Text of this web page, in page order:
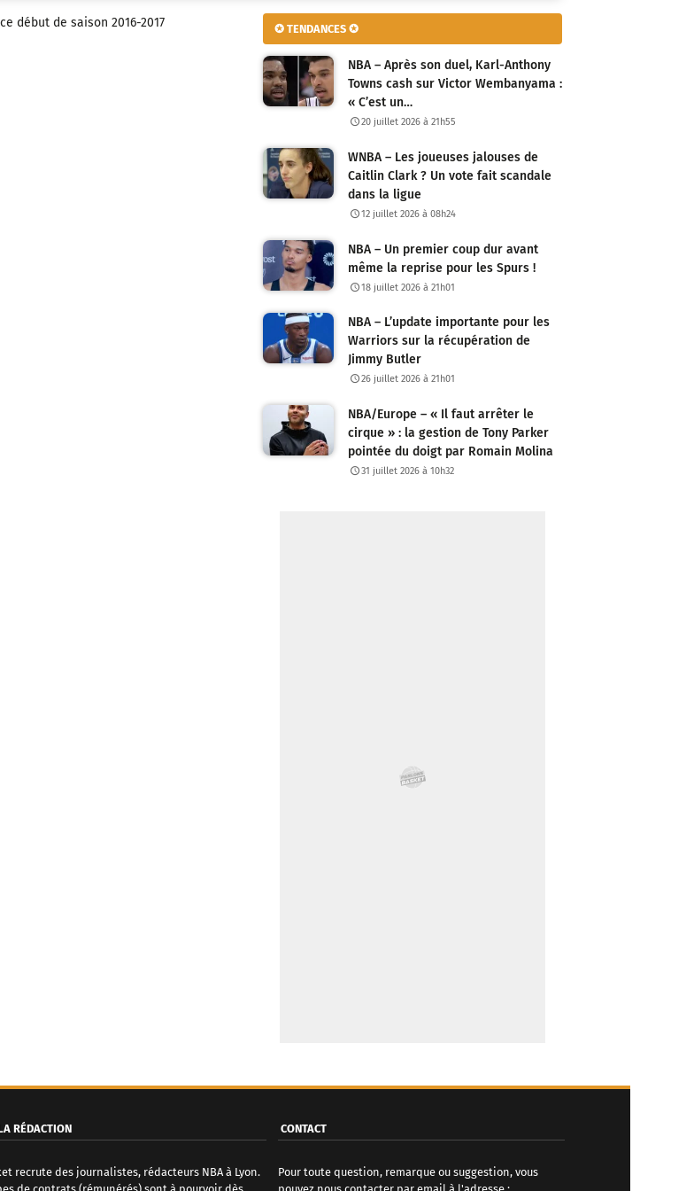
début de saison 2016-2017 ✪ TENDANCES ✪
NBA – Après son duel, Karl-Anthony
Towns cash sur Victor Wembanyama :
« C’est un…
20 juillet 2026 à 21h55
WNBA – Les joueuses jalouses de
Caitlin Clark ? Un vote fait scandale
dans la ligue
12 juillet 2026 à 08h24
NBA – Un premier coup dur avant
même la reprise pour les Spurs !
18 juillet 2026 à 21h01
NBA – L’update importante pour les
Warriors sur la récupération de
Jimmy Butler
26 juillet 2026 à 21h01
NBA/Europe – « Il faut arrêter le
cirque » : la gestion de Tony Parker
pointée du doigt par Romain Molina
31 juillet 2026 à 10h32
RÉDACTION
recrute des journalistes, rédacteurs NBA à Lyon.
CONTACT
Pour toute question, remarque ou suggestion, vous